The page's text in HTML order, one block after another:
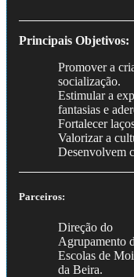
Principais Objetivos:
Promover a
socialização.
Estimular a
fantasias e
Fortalecer
Valorizar a
Desenvolvem
Parceiros:
Direção do
Agrupamento
Escolas de
da Beira.